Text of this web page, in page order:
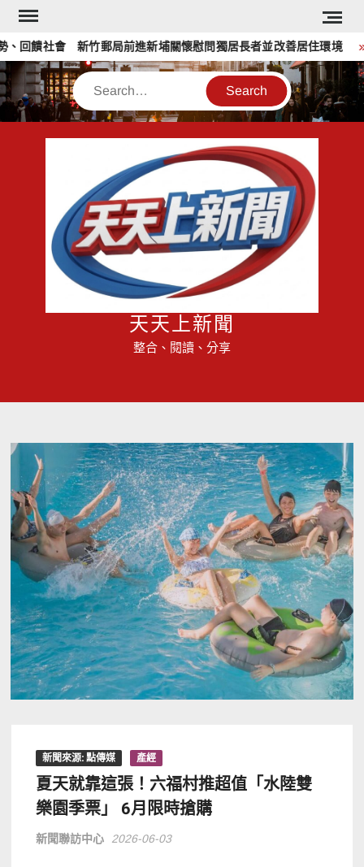
Skip
content
饋社會 新竹郵局前進新埔關懷慰問獨居長者並改善居住環境
Search
天天上新聞
整合、閱讀、分享
新聞來源: 點傳媒 產經
夏天就靠這張！六福村推超值「水陸雙
樂園季票」 6月限時搶購
新聞聯訪中心 2026-06-03